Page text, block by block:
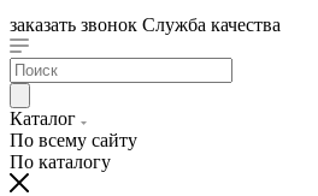
заказать звонок Служба качества
Каталог
По всему сайту
По каталогу